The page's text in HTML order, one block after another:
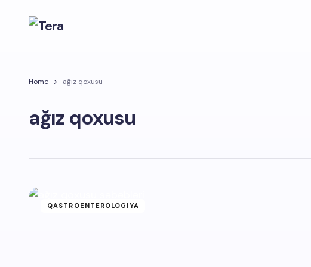
Home ağız qoxusu
ağız qoxusu
QASTROENTEROLOGIYA